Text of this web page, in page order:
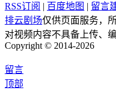
RSS订阅 | 百度地图 | 留言
排云剧场仅供页面服务，
对视频内容不具备上传、
Copyright © 2014-2026
留言
顶部